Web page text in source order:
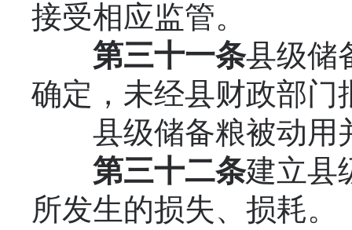
接受相应监管。
第三十一条县级储
确定，未经县财政部门
县级储备粮被动用
第三十二条建立县
所发生的损失、损耗。